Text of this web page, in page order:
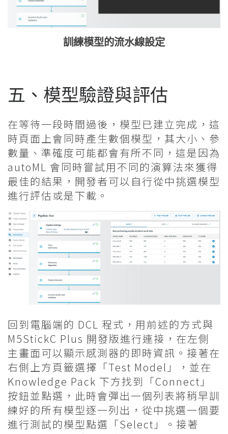
訓練模型的流水線設定
五、模型驗證與評估
在等待一段時間過後，模型已建立完成，這
時頁面上會同時產生數個模型，其大小、參
數量、準確度可能都會有所不同，這是因為
autoML 會同時嘗試用不同的演算法來獲得
最佳的結果，開發者可以自行從中挑選模型
進行評估或是下載。
回到電腦端的 DCL 程式，用前述的方式與
M5StickC Plus 開發版進行連接，在左側
主畫面可以顯示感測器的即時資訊。接著在
右側上方頁籤選擇「Test Model」，並在
Knowledge Pack 下方找到「Connect」
按鈕並點選，此時會彈出一個列表將稍早訓
練好的所有模型逐一列出，從中挑選一個要
進行測試的模型點選「Select」。接著